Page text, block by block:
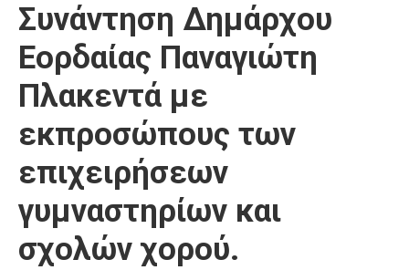
Προσκλήσεις
Αποφάσεις
Τηλέφωνα
Καιρός
Συνάντηση Δημάρχου
Εορδαίας Παναγιώτη
Πλακεντά με
εκπροσώπους των
επιχειρήσεων
γυμναστηρίων και
σχολών χορού.